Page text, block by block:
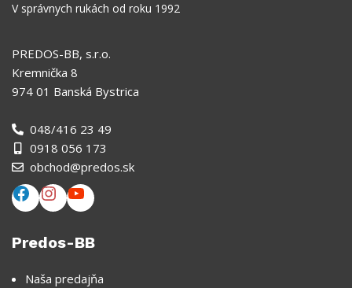
V správnych rukách od roku 1992
PREDOS-BB, s.r.o.
Kremnička 8
974 01 Banská Bystrica
048/416 23 49
0918 056 173
obchod@predos.sk
Predos-BB
Naša predajňa